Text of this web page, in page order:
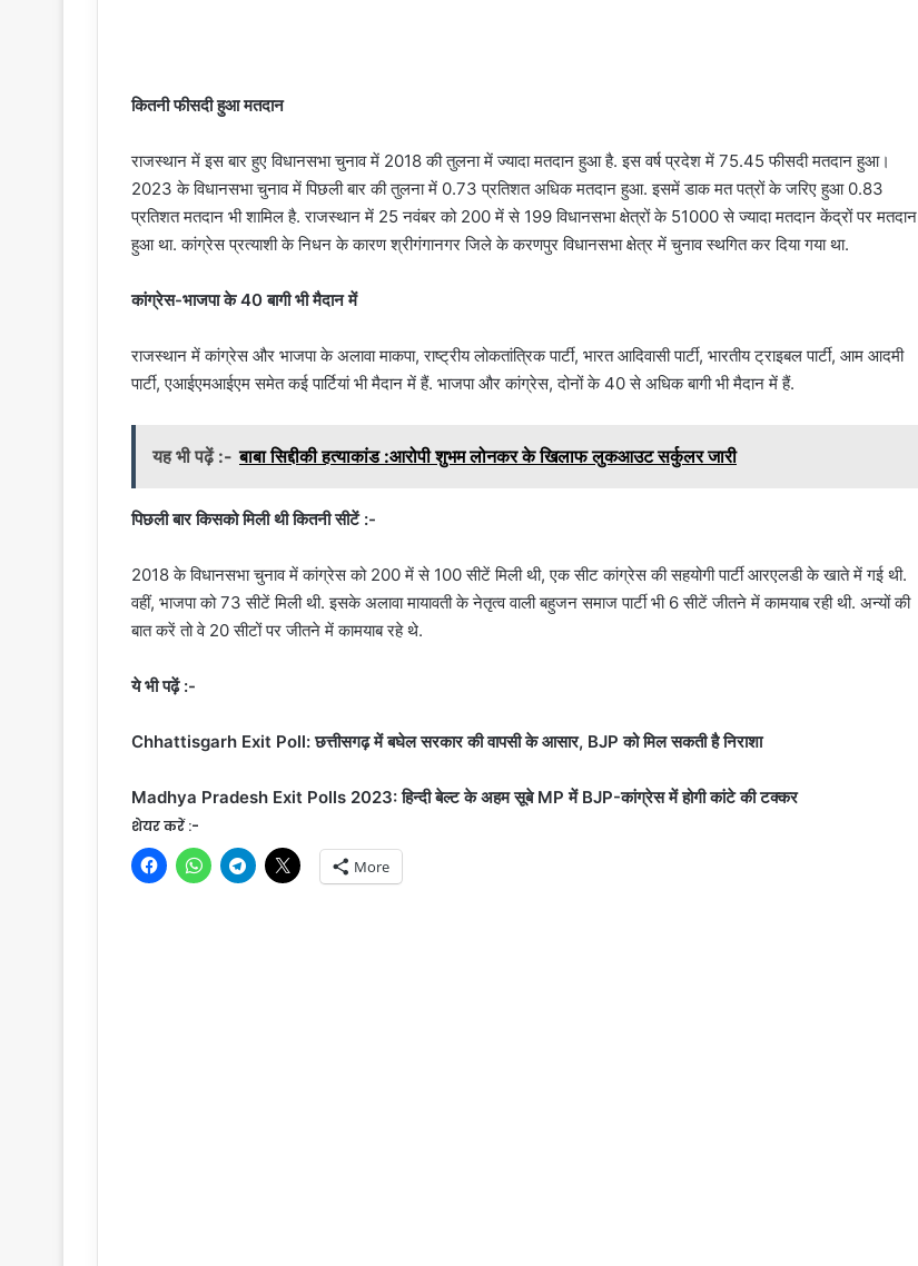
कितनी फीसदी हुआ मतदान
राजस्थान में इस बार हुए विधानसभा चुनाव में 2018 की तुलना में ज्यादा मतदान हुआ है. इस वर्ष प्रदेश में 75.45 फीसदी मतदान हुआ।
2023 के विधानसभा चुनाव में पिछली बार की तुलना में 0.73 प्रतिशत अधिक मतदान हुआ. इसमें डाक मत पत्रों के जरिए हुआ 0.83
प्रतिशत मतदान भी शामिल है. राजस्थान में 25 नवंबर को 200 में से 199 विधानसभा क्षेत्रों के 51000 से ज्यादा मतदान केंद्रों पर मतदान
हुआ था. कांग्रेस प्रत्याशी के निधन के कारण श्रीगंगानगर जिले के करणपुर विधानसभा क्षेत्र में चुनाव स्थगित कर दिया गया था.
कांग्रेस-भाजपा के 40 बागी भी मैदान में
राजस्थान में कांग्रेस और भाजपा के अलावा माकपा, राष्ट्रीय लोकतांत्रिक पार्टी, भारत आदिवासी पार्टी, भारतीय ट्राइबल पार्टी, आम आदमी
पार्टी, एआईएमआईएम समेत कई पार्टियां भी मैदान में हैं. भाजपा और कांग्रेस, दोनों के 40 से अधिक बागी भी मैदान में हैं.
यह भी पढ़ें :- बाबा सिद्दीकी हत्याकांड :आरोपी शुभम लोनकर के खिलाफ लुकआउट सर्कुलर जारी
पिछली बार किसको मिली थी कितनी सीटें :-
2018 के विधानसभा चुनाव में कांग्रेस को 200 में से 100 सीटें मिली थी, एक सीट कांग्रेस की सहयोगी पार्टी आरएलडी के खाते में गई थी.
वहीं, भाजपा को 73 सीटें मिली थी. इसके अलावा मायावती के नेतृत्व वाली बहुजन समाज पार्टी भी 6 सीटें जीतने में कामयाब रही थी. अन्यों की
बात करें तो वे 20 सीटों पर जीतने में कामयाब रहे थे.
ये भी पढ़ें :-
Chhattisgarh Exit Poll: छत्तीसगढ़ में बघेल सरकार की वापसी के आसार, BJP को मिल सकती है निराशा
Madhya Pradesh Exit Polls 2023: हिन्दी बेल्ट के अहम सूबे MP में BJP-कांग्रेस में होगी कांटे की टक्कर
शेयर करें :-
More